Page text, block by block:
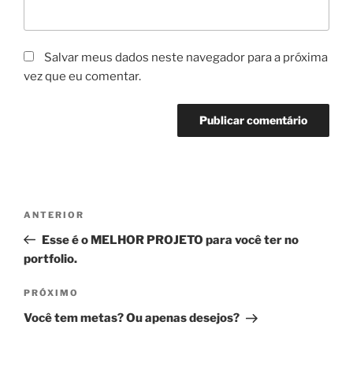
Salvar meus dados neste navegador para a próxima
vez que eu comentar.
Post
Post
anterior
ANTERIOR
Esse é o MELHOR PROJETO para você ter no
portfolio.
Próximo
post
PRÓXIMO
Você tem metas? Ou apenas desejos?